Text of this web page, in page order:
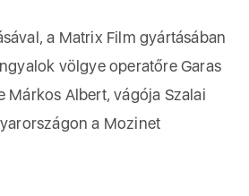
a Matrix Film gyártásában
völgye operatőre Garas
Márkos Albert, vágója Szalai
a Mozinet